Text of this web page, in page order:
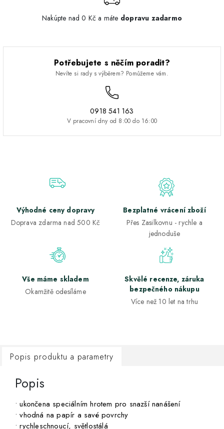
Nakúpte nad 0 Kč a máte dopravu zadarmo
Potřebujete s něčím poradit?
Nevíte si rady s výběrem? Pomůžeme vám.
0918 541 163
V pracovní dny od 8:00 do 16:00
Výhodné ceny dopravy
Doprava zdarma nad 500 Kč
Bezplatné vrácení zboží
Přes Zasilkovnu - rychle a
jednoduše
Vše máme skladem
Okamžitě odesíláme
Skvělé recenze, záruka
bezpečného nákupu
Více než 10 let na trhu
Popis produktu a parametry
Popis
• ukončena speciálním hrotem pro snazší nanášení
• vhodná na papír a savé povrchy
• rychleschnoucí, světlostálá